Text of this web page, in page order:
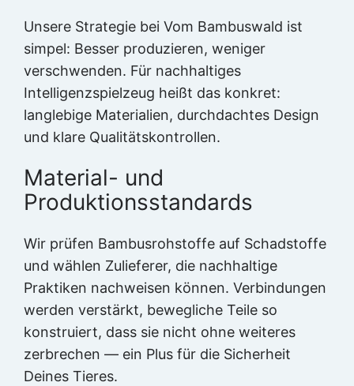
Unsere Strategie bei Vom Bambuswald ist
simpel: Besser produzieren, weniger
verschwenden. Für nachhaltiges
Intelligenzspielzeug heißt das konkret:
langlebige Materialien, durchdachtes Design
und klare Qualitätskontrollen.
Material- und
Produktionsstandards
Wir prüfen Bambusrohstoffe auf Schadstoffe
und wählen Zulieferer, die nachhaltige
Praktiken nachweisen können. Verbindungen
werden verstärkt, bewegliche Teile so
konstruiert, dass sie nicht ohne weiteres
zerbrechen — ein Plus für die Sicherheit
Deines Tieres.